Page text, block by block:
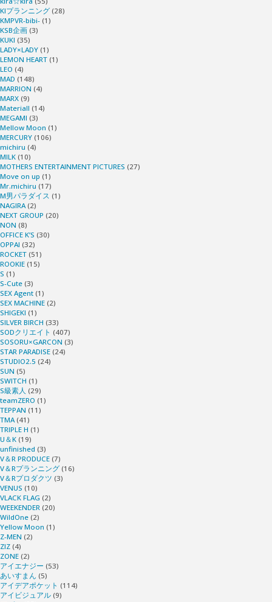
KIプランニング (28)
KMPVR-bibi- (1)
KSB企画 (3)
KUKI (35)
LADY×LADY (1)
LEMON HEART (1)
LEO (4)
MAD (148)
MARRION (4)
MARX (9)
Materiall (14)
MEGAMI (3)
Mellow Moon (1)
MERCURY (106)
michiru (4)
MILK (10)
MOTHERS ENTERTAINMENT PICTURES (27)
Move on up (1)
Mr.michiru (17)
M男パラダイス (1)
NAGIRA(2)
NEXT GROUP (20)
NON (8)
OFFICE K’S (30)
OPPAI (32)
ROCKET (51)
ROOKIE (15)
S (1)
S-Cute (3)
SEX Agent (1)
SEX MACHINE (2)
SHIGEKI (1)
SILVER BIRCH (33)
SODクリエイト (407)
SOSORU×GARCON (3)
STAR PARADISE (24)
STUDIO2.5 (24)
SUN (5)
SWITCH (1)
S級素人 (29)
teamZERO (1)
TEPPAN (11)
TMA(41)
TRIPLE H (1)
U＆K (19)
unfinished (3)
V＆R PRODUCE (7)
V＆Rプランニング (16)
V＆Rプロダクツ (3)
VENUS (10)
VLACK FLAG (2)
WEEKENDER (20)
WildOne (2)
Yellow Moon (1)
Z-MEN (2)
ZIZ (4)
ZONE (2)
アイエナジー (53)
あいすまん (5)
アイデアポケット (114)
アイビジュアル (9)